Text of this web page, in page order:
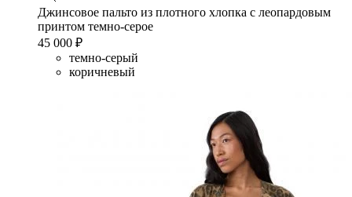
Джинсовое пальто из плотного хлопка с леопардовым
принтом темно-серое
45 000 ₽
темно-серый
коричневый